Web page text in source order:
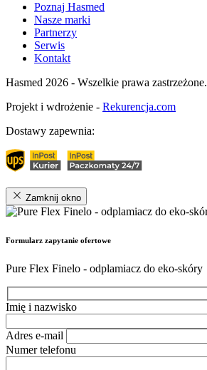
Poznaj Hasmed
Nasze marki
Partnerzy
Serwis
Kontakt
Hasmed 2026 - Wszelkie prawa zastrzeżone.
Projekt i wdrożenie - Rekurencja.com
Dostawy zapewnia:
Zamknij okno
Formularz zapytanie ofertowe
Pure Flex Finelo - odplamiacz do eko-skóry
Imię i nazwisko
Adres e-mail
Numer telefonu